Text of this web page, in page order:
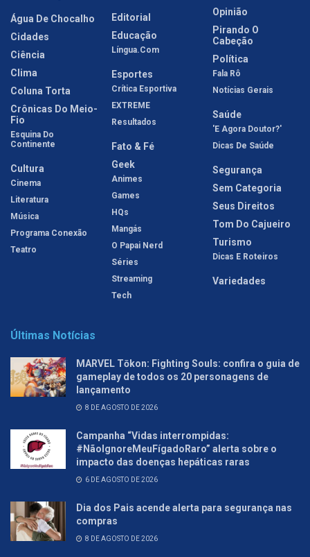
Água De Chocalho
Cidades
Ciência
Clima
Coluna Torta
Crônicas Do Meio-
Fio
Esquina Do
Continente
Cultura
Cinema
Literatura
Música
Programa Conexão
Teatro
Editorial
Educação
Língua.com
Esportes
Crítica Esportiva
EXTREME
Resultados
Fato & Fé
Geek
Animes
Games
HQs
Mangás
O Papai Nerd
Séries
Streaming
Tech
Opinião
Pirando O
Cabeção
Política
Fala Rô
Notícias Gerais
Saúde
'E Agora Doutor?'
Dicas De Saúde
Segurança
Sem Categoria
Seus Direitos
Tom Do Cajueiro
Turismo
Dicas E Roteiros
Variedades
Últimas Notícias
MARVEL Tōkon: Fighting Souls: confira o guia de
gameplay de todos os 20 personagens de
lançamento
8 DE AGOSTO DE 2026
Campanha “Vidas interrompidas:
#NãoIgnoreMeuFígadoRaro” alerta sobre o
impacto das doenças hepáticas raras
6 DE AGOSTO DE 2026
Dia dos Pais acende alerta para segurança nas
compras
8 DE AGOSTO DE 2026